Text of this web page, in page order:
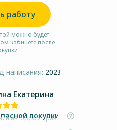
работу
можно будет
кабинете после
написания: 2023
Екатерина
авторских прав
покупки